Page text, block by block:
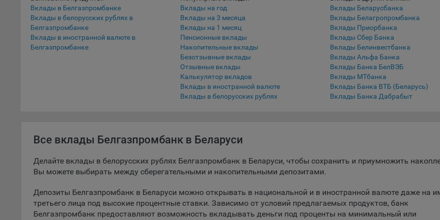
5.1. Обеспечение удобства пользователей сайтов;
5.2. Повышение качества функционирования сайтов, в том числе
5.3. Сбор аналитической информации в обобщенном виде для оценки и
дальнейшего улучшения работы сайтов;
5.4. Создание и предоставление персонализированной рекламы
корректной работы сайтов и полноценного использования его
пользователем, не могут быть отключены в системах. Вместе с тем,
может настроить браузер, чтобы он блокировал такие файлы сookie или
9.2. Функциональные файлы cookie, например, определяющие имя
Данные файлы cookie используются для обеспечения работы некоторых
дополнительных функций сайтов, например, для хранения предпочтений
Вклады в Белгазпромбанке
Вклады в белорусских рублях в
Белгазпромбанке
Вклады в иностранной валюте в
Белгазпромбанке
Вклады на год
Вклады на 3 месяца
Вклады на 1 месяц
Пенсионные вклады
Накопительные вклады
Безотзывные вклады
Отзывные вклады
Калькулятор вкладов
Вклады в иностранной валюте
Вклады в белорусских рублях
Вклады Беларусбанка
Вклады Белагропромбанка
Вклады Приорбанка
Вклады Сбер Банка
Вклады Белинвестбанка
Вклады Альфа Банка
Вклады Банка БелВЭБ
Вклады МТбанка
Вклады Банка ВТБ (Беларусь)
Вклады Банка Дабрабыт
Все вклады Белгазпромбанк в Беларуси
Делайте вклады в белорусских рублях Белгазпромбанк в Беларуси, чтобы сохранить и приумножить
Вы можете выбирать между сберегательными и накопительными депозитами.
Депозиты Белгазпромбанк в Беларуси можно открывать в национальной и в иностранной валюте даже на
третьего лица под высокие процентные ставки. Зависимо от условий предлагаемых продуктов, банк
Белгазпромбанк предоставляют возможность вкладывать деньги под проценты на минимальный или